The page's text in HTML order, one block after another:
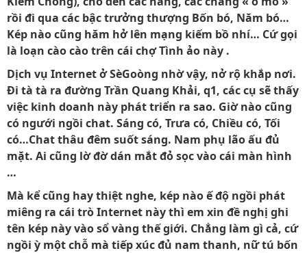
rồi đi qua các bậc trưởng thượng Bốn bó, Năm bó…
Kép nào cũng hăm hở lên mạng kiếm bồ nhí… Cứ gọi
là loạn cào cào trên cái chợ Tình ảo này .
Dịch vụ Internet ở SèGoòng nhờ vậy, nở rộ khắp nơi.
Ði tà tà ra đường Trần Quang Khải, q1, các cụ sẽ thấy
việc kinh doanh này phát triển ra sao. Giờ nào cũng
có ngưới ngồi chat. Sáng có, Trưa có, Chiều có, Tối
có…Chat thâu đêm suốt sáng. Nam phụ lão ấu đủ
mặt. Ai cũng lờ đờ dán mắt đỏ sọc vào cái màn hình
…
Mà kể cũng hay thiệt nghe, kép nào ế độ ngồi phát
miêng ra cái trò Internet này thì em xin đề nghị ghi
tên kép này vào sổ vàng thế giới. Chẳng làm gì cả, cứ
ngồi ỳ một chỗ mà tiếp xúc đủ nam thanh, nữ tú bốn